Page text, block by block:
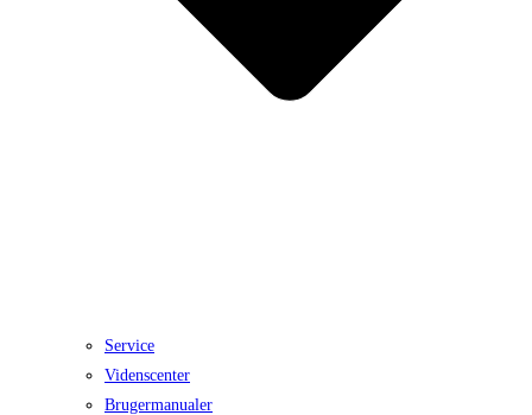
Service
Videnscenter
Brugermanualer